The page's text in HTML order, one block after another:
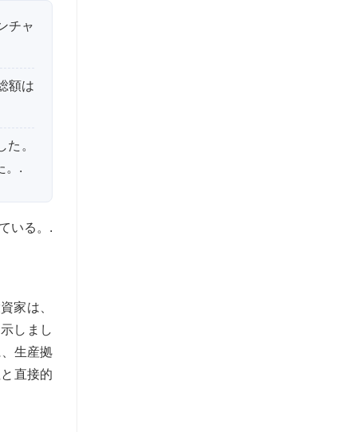
チャ
額は
。
。.
いる。.
家は、
しまし
生産拠
直接的